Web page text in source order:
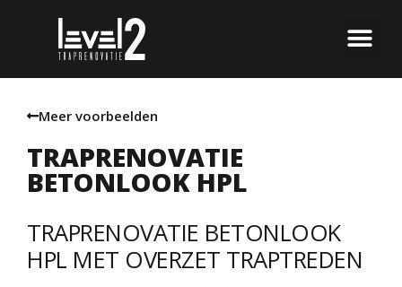
Meer voorbeelden
TRAPRENOVATIE
BETONLOOK HPL
TRAPRENOVATIE BETONLOOK
HPL MET OVERZET TRAPTREDEN